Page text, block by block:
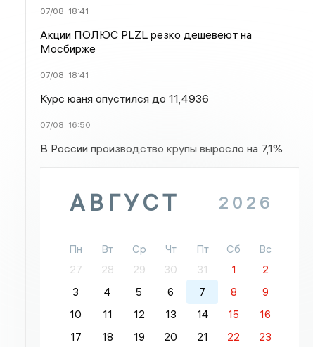
07/08 18:41
Акции ПОЛЮС PLZL резко дешевеют на
Мосбирже
07/08 18:41
Курс юаня опустился до 11,4936
07/08 16:50
В России производство крупы выросло на 7,1%
АВГУСТ 2026
Пн Вт Ср Чт Пт Сб
Вс
27
28 29 30 31 1
2
3
4 5 6 7 8
9
10
11 12 13 14 15
16
17
18 19 20 21 22
23